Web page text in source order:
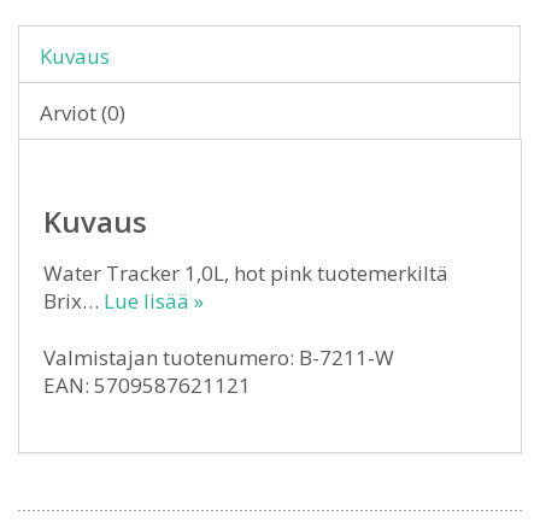
Kuvaus
Arviot (0)
Kuvaus
Water Tracker 1,0L, hot pink tuotemerkiltä
Brix… Lue lisää »
Valmistajan tuotenumero: B-7211-W
EAN: 5709587621121